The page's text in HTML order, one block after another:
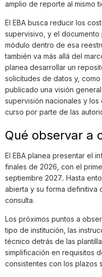
amplio de reporte al mismo
El EBA busca reducir los
supervisivo, y el documento
módulo dentro de esa
también va más allá del
planea desarrollar un
solicitudes de datos y,
publicado una visión
supervisión nacionales y
curso por parte de las
Qué observar a
El EBA planea presentar el
finales de 2026, con el
septiembre 2027.. Hasta
abierta y su forma definitiva
consulta.
Los próximos puntos a
tipo de institución, las
técnico detrás de las
simplificación en requisitos
consistentes con los plazos